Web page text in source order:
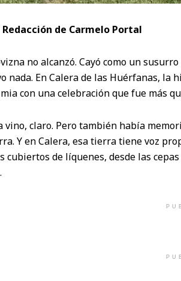
Redacción de Carmelo Portal
no alcanzó. Cayó como un
nada. En Calera de las Huérfanas,
con una celebración que fue más
vino, claro. Pero también había
Y en Calera, esa tierra tiene voz
cubiertos de líquenes, desde las